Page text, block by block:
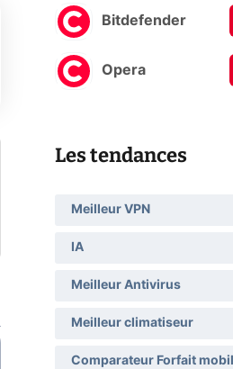
Bitdefender
Opera
Les tendances
Meilleur VPN
IA
Meilleur Antivirus
Meilleur climatiseur
Comparateur Forfait